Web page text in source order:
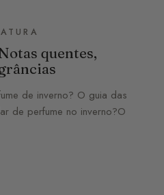
quentes,
de inverno? O guia das
de perfume no inverno?O